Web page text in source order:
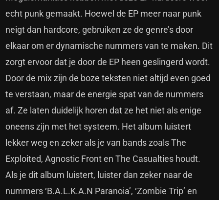
echt punk gemaakt. Hoewel de EP meer naar punk
neigt dan hardcore, gebruiken ze de genre’s door
elkaar om er dynamische nummers van te maken. Dit
zorgt ervoor dat je door de EP heen geslingerd wordt.
Door de mix zijn de boze teksten niet altijd even goed
te verstaan, maar de energie spat van de nummers
af. Ze laten duidelijk horen dat ze het niet als enige
oneens zijn met het systeem. Het album luistert
lekker weg en zeker als je van bands zoals The
Exploited, Agnostic Front en The Casualties houdt.
Als je dit album luistert, luister dan zeker naar de
nummers ‘B.A.L.K.A.N Paranoia’, ‘Zombie Trip’ en